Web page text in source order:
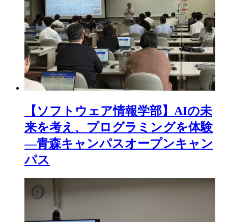
【ソフトウェア情報学部】AIの未
来を考え、プログラミングを体験
―青森キャンパスオープンキャン
パス